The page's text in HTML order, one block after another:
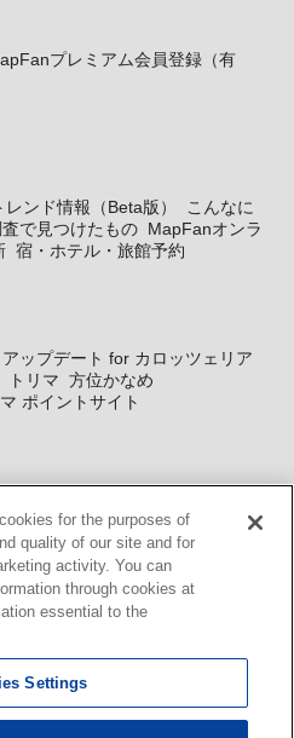
プレミアム会員登録（有
ンド情報（Beta版）
こんなに
で見つけたもの MapFanオンラ
宿・ホテル・旅館予約
ップデート for カロッツェリア
トリマ 方位かなめ
マ ポイントサイト
ス WEBサイト・システム向け地
発キット MapFan DB 住所確認
マ広告 Geo-Research
for the purposes of
quality of our site and for
activity. You can
through cookies at
essential to the
Settings